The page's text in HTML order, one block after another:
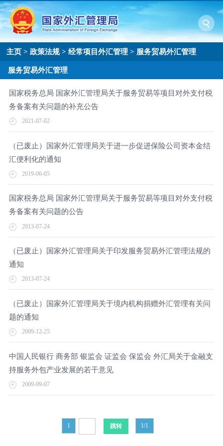
主页 >政策法规>经常项目外汇管理 > 服务贸易外汇管理
服务贸易外汇管理
国家税务总局 国家外汇管理局关于服务贸易等项目对外支付税
务备案有关问题的补充公告
2021-07-02
（已废止）国家外汇管理局关于进一步促进保险公司资本金结
汇便利化的通知
2019-06-05
国家税务总局 国家外汇管理局关于服务贸易等项目对外支付税
务备案有关问题的公告
2013-07-24
（已废止）国家外汇管理局关于印发服务贸易外汇管理法规的
通知
2013-07-24
（已废止）国家外汇管理局关于境内机构捐赠外汇管理有关问
题的通知
2009-12-25
中国人民银行 商务部 银监会 证监会 保监会 外汇局关于金融支
持服务外包产业发展的若干意见
2009-09-07
1 1/1